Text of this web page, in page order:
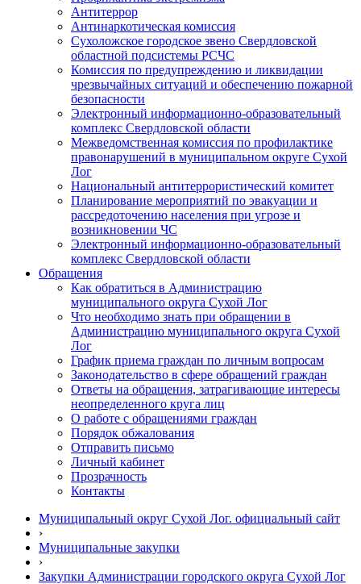
Антитеррор
Антинаркотическая комиссия
Сухоложское городское звено Свердловской
областной подсистемы РСЧС
Комиссия по предупреждению и ликвидации
чрезвычайных ситуаций и обеспечению пожарной
безопасности
Электронный информационно-образовательный
комплекс Cвердловской области
Межведомственная комиссия по профилактике
правонарушений в муниципальном округе Сухой
Лог
Национальный антитеррористический комитет
Планирование мероприятий по эвакуации и
рассредоточению населения при угрозе и
возникновении ЧС
Электронный информационно-образовательный
комплекс Свердловской области
Обращения
Как обратиться в Администрацию
муниципального округа Сухой Лог
Что необходимо знать при обращении в
Администрацию муниципального округа Сухой
Лог
График приема граждан по личным вопросам
Законодательство в сфере обращений граждан
Ответы на обращения, затрагивающие интересы
неопределенного круга лиц
О работе с обращениями граждан
Порядок обжалования
Отправить письмо
Личный кабинет
Прозрачность
Контакты
Муниципальный округ Сухой Лог. официальный сайт
›
Муниципальные закупки
›
Закупки Администрации городского округа Сухой Лог